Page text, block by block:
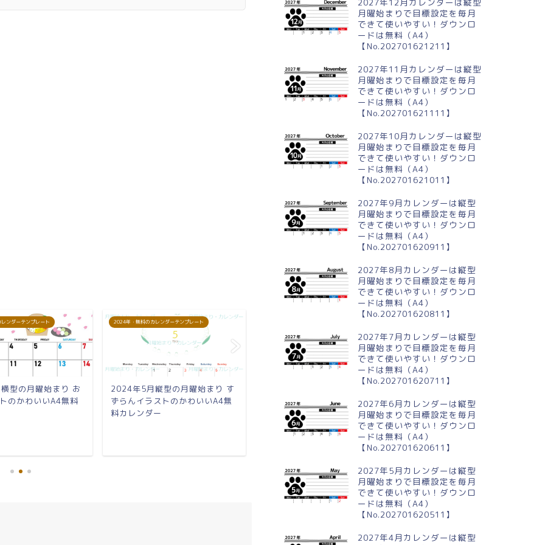
ンダーテンプレート
型の月曜始まり お
のかわいいA4無料
2024年・無料のカレンダーテンプレート
2024年5月縦型の月曜始まり す
ずらんイラストのかわいいA4無
料カレンダー
節イラストのかわいいA4無料カ
レンダー
花見イラストのかわいいA4無料
カレンダー
月曜始まりで目標設定を毎月
できて使いやすい！ダウンロ
ードは無料（A4）
【No.202701621211】
2027年11月カレンダーは縦型
月曜始まりで目標設定を毎月
できて使いやすい！ダウンロ
ードは無料（A4）
【No.202701621111】
2027年10月カレンダーは縦型
月曜始まりで目標設定を毎月
できて使いやすい！ダウンロ
ードは無料（A4）
【No.202701621011】
2027年9月カレンダーは縦型
月曜始まりで目標設定を毎月
できて使いやすい！ダウンロ
ードは無料（A4）
【No.202701620911】
2027年8月カレンダーは縦型
月曜始まりで目標設定を毎月
できて使いやすい！ダウンロ
ードは無料（A4）
【No.202701620811】
2027年7月カレンダーは縦型
月曜始まりで目標設定を毎月
できて使いやすい！ダウンロ
ードは無料（A4）
【No.202701620711】
2027年6月カレンダーは縦型
月曜始まりで目標設定を毎月
できて使いやすい！ダウンロ
ードは無料（A4）
【No.202701620611】
2027年5月カレンダーは縦型
月曜始まりで目標設定を毎月
できて使いやすい！ダウンロ
ードは無料（A4）
【No.202701620511】
2027年4月カレンダーは縦型